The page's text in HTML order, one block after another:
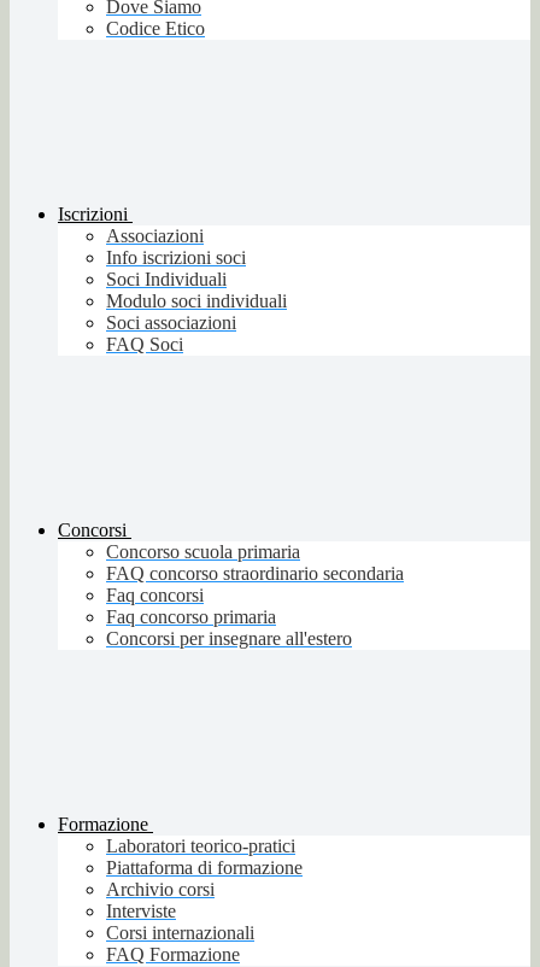
Dove Siamo
Codice Etico
Iscrizioni
Associazioni
Info iscrizioni soci
Soci Individuali
Modulo soci individuali
Soci associazioni
FAQ Soci
Concorsi
Concorso scuola primaria
FAQ concorso straordinario secondaria
Faq concorsi
Faq concorso primaria
Concorsi per insegnare all'estero
Formazione
Laboratori teorico-pratici
Piattaforma di formazione
Archivio corsi
Interviste
Corsi internazionali
FAQ Formazione